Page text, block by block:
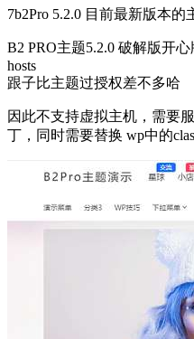
7b2Pro 5.2.0 目前最新版本的
B2 PRO主题5.2.0 破解版开
hosts
跟子比主题过授权差不多哈
因此不支持虚拟主机，需要
丁，同时需要替换 wp中的